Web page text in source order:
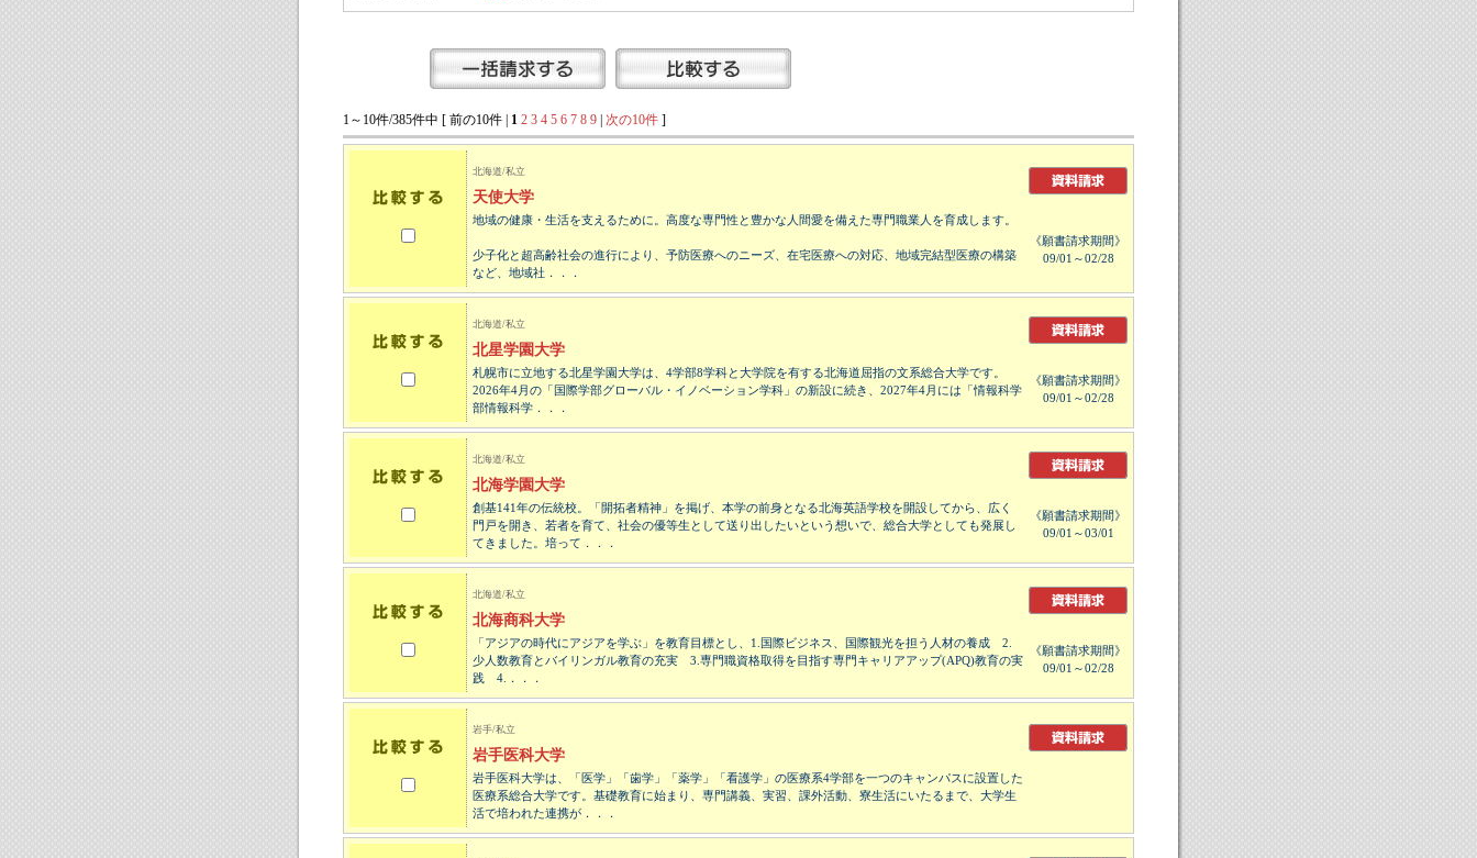
1～10件/385件中 [ 前の10件 | 1 2 3 4 5 6 7 8 9 次の10件 ]
北海道/私立
天使大学
地域の健康・生活を支えるために。高度な専門性と豊かな人間愛を備えた専門職業人を育成します。
少子化と超高齢社会の進行により、予防医療へのニーズ、在宅医療への対応、地域完結型医療の構築
など、地域社．．．
《願書請求期間》
09/01～02/28
北海道/私立
北星学園大学
札幌市に立地する北星学園大学は、4学部8学科と大学院を有する北海道屈指の文系総合大学です。
2026年4月の「国際学部グローバル・イノベーション学科」の新設に続き、2027年4月には「情報科学
部情報科学．．．
《願書請求期間》
09/01～02/28
北海道/私立
北海学園大学
創基141年の伝統校。「開拓者精神」を掲げ、本学の前身となる北海英語学校を開設してから、広く
門戸を開き、若者を育て、社会の優等生として送り出したいという想いで、総合大学としても発展し
てきました。培って．．．
《願書請求期間》
09/01～03/01
北海道/私立
北海商科大学
「アジアの時代にアジアを学ぶ」を教育目標とし、1.国際ビジネス、国際観光を担う人材の養成 2.
少人数教育とバイリンガル教育の充実 3.専門職資格取得を目指す専門キャリアアップ(APQ)教育の実
践 4.．．．
《願書請求期間》
09/01～02/28
岩手/私立
岩手医科大学
岩手医科大学は、「医学」「歯学」「薬学」「看護学」の医療系4学部を一つのキャンパスに設置した
医療系総合大学です。基礎教育に始まり、専門講義、実習、課外活動、寮生活にいたるまで、大学生
活で培われた連携が．．．